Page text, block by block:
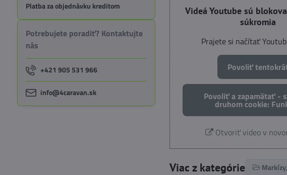
Videá Youtube sú
súkromia
Prajete si načítať
Povoliť
Povoliť a zapamätať -
druhom cookie:
Otvoriť video v
Viac z kategórie
Platba za objednávku kreditom
Potrebujete poradiť? Kontaktujte
nás
+421 905 531 966
info@4caravan.sk